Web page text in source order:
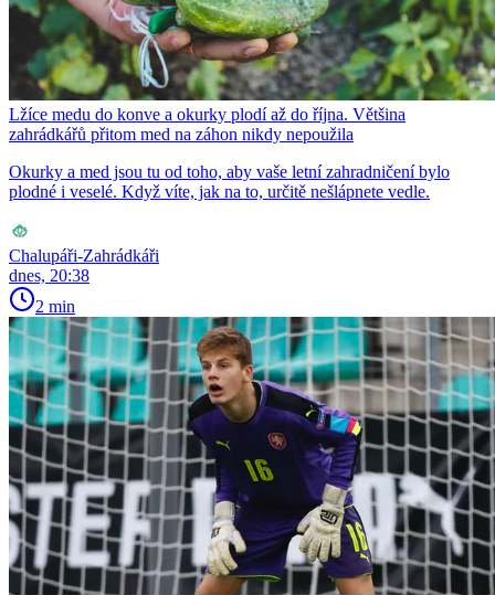
Lžíce medu do konve a okurky plodí až do října. Většina
zahrádkářů přitom med na záhon nikdy nepoužila
Okurky a med jsou tu od toho, aby vaše letní zahradničení bylo
plodné i veselé. Když víte, jak na to, určitě nešlápnete vedle.
Chalupáři-Zahrádkáři
dnes, 20:38
2 min